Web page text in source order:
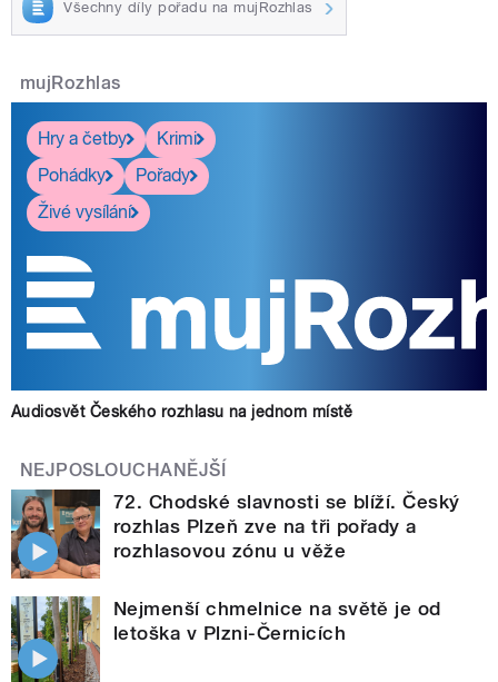
Všechny díly pořadu na mujRozhlas
mujRozhlas
Hry a četby
Krimi
Pohádky
Pořady
Živé vysílání
Audiosvět Českého rozhlasu na jednom místě
NEJPOSLOUCHANĚJŠÍ
72. Chodské slavnosti se blíží. Český
rozhlas Plzeň zve na tři pořady a
rozhlasovou zónu u věže
Nejmenší chmelnice na světě je od
letoška v Plzni-Černicích